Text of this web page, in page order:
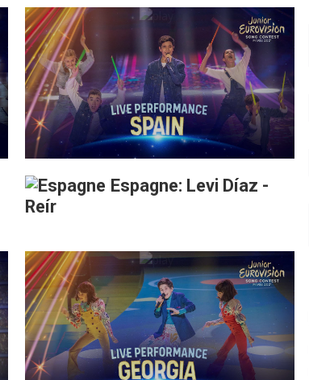
Espagne: Levi Díaz -
Reír